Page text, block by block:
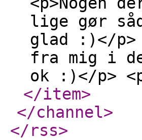
lige gør
glad :)</p>
fra mig i
ok :)</p>
</item>
</channel>
</rss>